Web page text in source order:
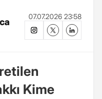
07.07.2026 23:58
Kime